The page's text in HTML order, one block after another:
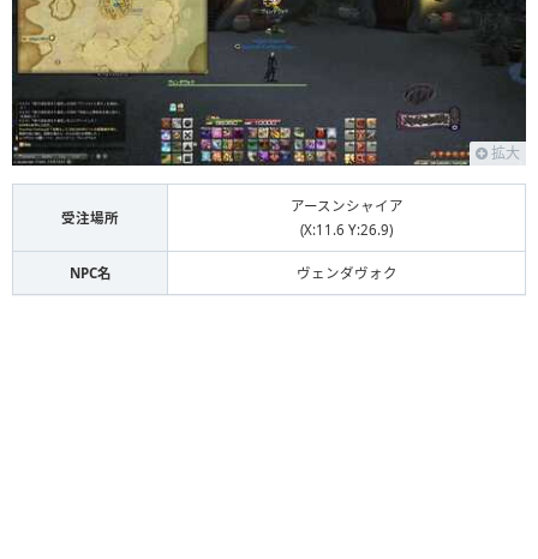
拡大
受注場所
アースンシャイア
(X:11.6 Y:26.9)
NPC名 ヴェンダヴォク